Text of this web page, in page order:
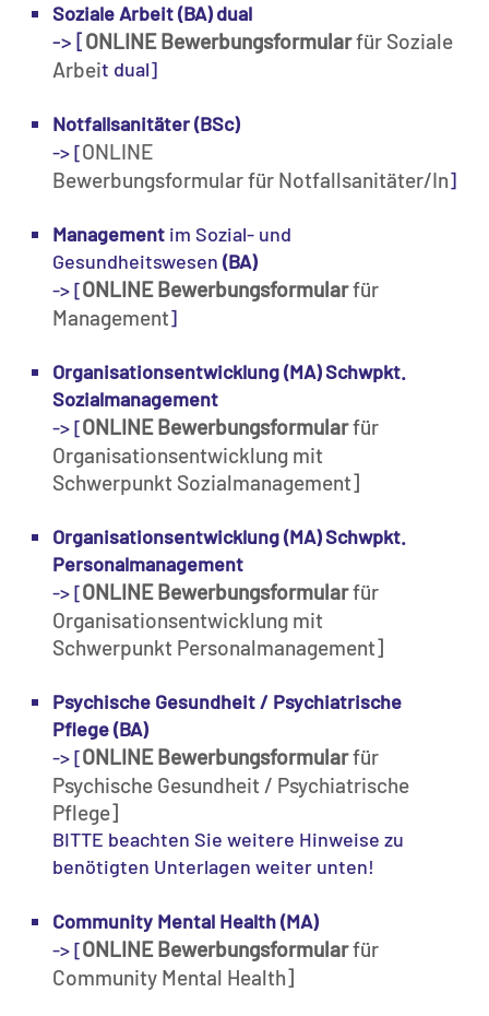
Soziale Arbeit (BA) dual
-> [ONLINE Bewerbungsformularfür Soziale
Arbeit dual]
Notfallsanitäter (BSc)
-> [ONLINE
Bewerbungsformular für Notfallsanitäter/In]
Management im Sozial- und
Gesundheitswesen (BA)
-> [ONLINE Bewerbungsformularfür
Management]
Organisationsentwicklung (MA) Schwpkt.
Sozialmanagement
-> [ONLINE Bewerbungsformularfür
Organisationsentwicklung mit
Schwerpunkt Sozialmanagement]
Organisationsentwicklung (MA) Schwpkt.
Personalmanagement
-> [ONLINE Bewerbungsformularfür
Organisationsentwicklung mit
Schwerpunkt Personalmanagement]
Psychische Gesundheit / Psychiatrische
Pflege (BA)
-> [ONLINE Bewerbungsformularfür
Psychische Gesundheit / Psychiatrische
Pflege]
BITTE beachten Sie weitere Hinweise zu
benötigten Unterlagen weiter unten!
Community Mental Health (MA)
-> [ONLINE Bewerbungsformularfür
Community Mental Health]